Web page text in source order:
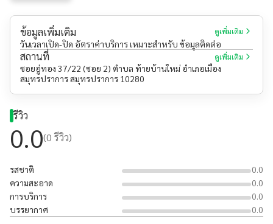
ข้อมูลเพิ่มเติม ดูเพิ่มเติม
วันเวลาเปิด-ปิด อัตราค่าบริการ เหมาะสำหรับ ข้อมูลติดต่อ
สถานที่ ดูเพิ่มเติม
ซอยอู่ทอง 37/22 (ซอย 2) ตำบล ท้ายบ้านใหม่ อำเภอเมือง
สมุทรปราการ สมุทรปราการ 10280
รีวิว
0.0(0 รีวิว)
รสชาติ
0.0
ความสะอาด
0.0
การบริการ
0.0
บรรยากาศ
0.0